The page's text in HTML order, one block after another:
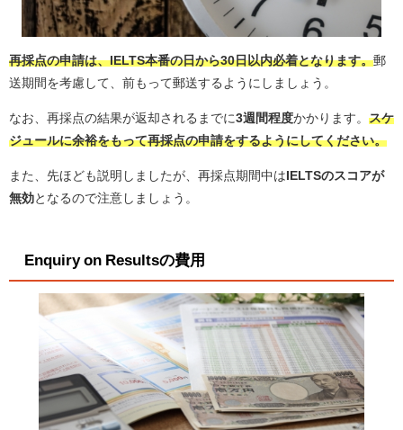
再採点の申請は、IELTS本番の日から30日以内必着となります。郵
送期間を考慮して、前もって郵送するようにしましょう。
なお、再採点の結果が返却されるまでに3週間程度かかります。 スケ
ジュールに余裕をもって再採点の申請をするようにしてください。
また、先ほども説明しましたが、再採点期間中は IELTSのスコアが
無効となるので注意しましょう。
Enquiry on Resultsの費用